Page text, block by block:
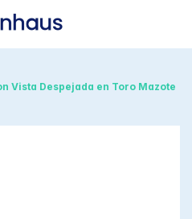
Vista Despejada en Toro Mazote